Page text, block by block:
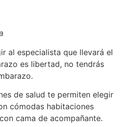
al especialista que llevará el
es libertad, no tendrás
de salud te permiten elegir
cómodas habitaciones
cama de acompañante.